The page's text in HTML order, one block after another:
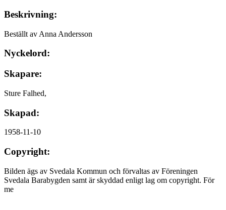
Beskrivning:
Beställt av Anna Andersson
Nyckelord:
Skapare:
Sture Falhed,
Skapad:
1958-11-10
Copyright:
Bilden ägs av Svedala Kommun och förvaltas av Föreningen
Svedala Barabygden samt är skyddad enligt lag om copyright. För
me